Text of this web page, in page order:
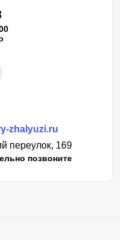
zhalyuzi.ru
переулок, 169
позвоните